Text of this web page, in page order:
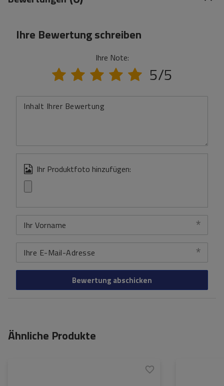
Ihre Bewertung schreiben
Ihre Note:
5/5
Inhalt Ihrer Bewertung
Ihr Produktfoto hinzufügen:
Ihr Vorname
Ihre E-Mail-Adresse
Bewertung abschicken
Ähnliche Produkte